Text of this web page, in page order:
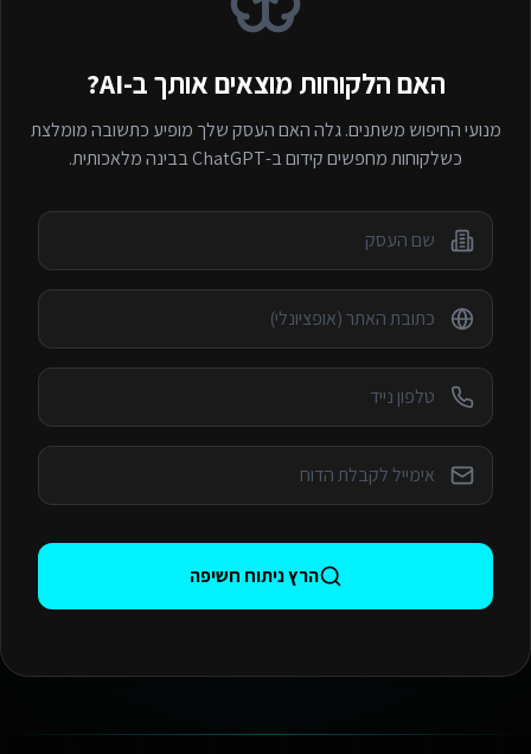
האם הלקוחות מוצאים אותך ב-AI?
מנועי החיפוש משתנים. גלה האם העסק שלך מופיע כתשובה מומלצת
כשלקוחות מחפשיםקידום ב-ChatGPT בבינה מלאכותית.
הרץ ניתוח חשיפה